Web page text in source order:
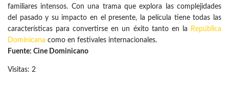
familiares intensos. Con una trama que explora las complejidades
del pasado y su impacto en el presente, la película tiene todas las
características para convertirse en un éxito tanto en la
República
Dominicana como en festivales internacionales.
Fuente: Cine Dominicano
Visitas: 2